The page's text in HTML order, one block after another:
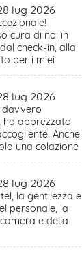
lug 2026
cura di noi in
check-in, alla
per i miei
fino alla
pratiche di
in comune.
nel cuore di
dalle
tranquilla.
lug 2026
davvero
ho apprezzato
Anche
una colazione
P.G.
lug 2026
la gentilezza e
personale, la
e della